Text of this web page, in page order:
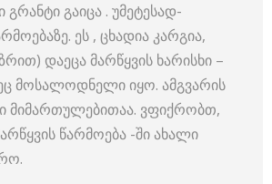
გრანტი გაიცა . უმეტესად-
ეს , ცხადია კარგია,
დაეცა მარწყვის ხარისხი –
მოსალოდნელი იყო. ამგვარის
მიმართულებითაა. ვფიქრობთ,
წარმოება -ში ახალი